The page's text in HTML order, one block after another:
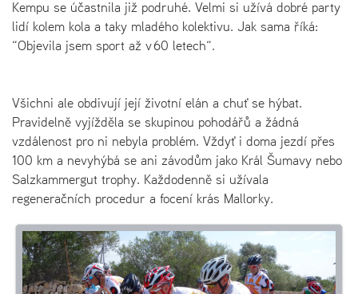
Kempu se účastnila již podruhé. Velmi si užívá dobré party
lidí kolem kola a taky mladého kolektivu. Jak sama říká:
“Objevila jsem sport až v 60 letech“.
Všichni ale obdivují její životní elán a chuť se hýbat.
Pravidelně vyjížděla se skupinou pohodářů a žádná
vzdálenost pro ni nebyla problém. Vždyť i doma jezdí přes
100 km a nevyhýbá se ani závodům jako Král Šumavy nebo
Salzkammergut trophy. Každodenně si užívala
regeneračních procedur a focení krás Mallorky.